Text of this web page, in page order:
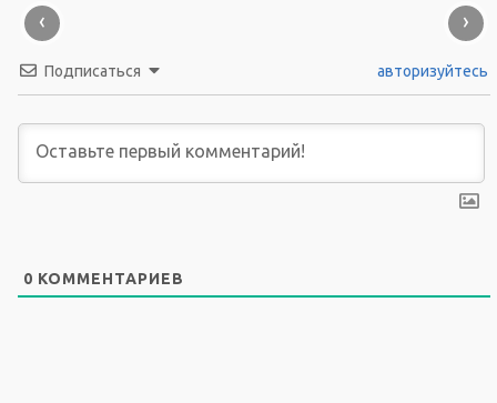
‹ ›
Подписаться авторизуйтесь
0 КОММЕНТАРИЕВ